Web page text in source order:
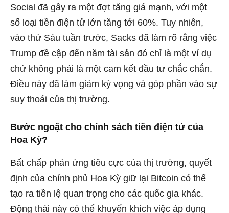
Social đã gây ra một đợt tăng giá mạnh, với một
số loại tiền điện tử lớn tăng tới 60%. Tuy nhiên,
vào thứ Sáu tuần trước, Sacks đã làm rõ rằng việc
Trump đề cập đến năm tài sản đó chỉ là một ví dụ
chứ không phải là một cam kết đầu tư chắc chắn.
Điều này đã làm giảm kỳ vọng và góp phần vào sự
suy thoái của thị trường.
Bước ngoặt cho chính sách tiền điện tử của
Hoa Kỳ?
Bất chấp phản ứng tiêu cực của thị trường, quyết
định của chính phủ Hoa Kỳ giữ lại Bitcoin có thể
tạo ra tiền lệ quan trọng cho các quốc gia khác.
Động thái này có thể khuyến khích việc áp dụng